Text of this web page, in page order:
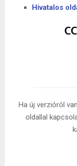
Hivatalos
Ha új verzióról
oldallal